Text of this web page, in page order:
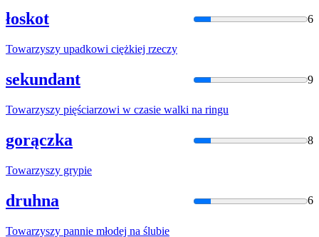
łoskot 6
Towarzyszy upadkowi ciężkiej rzeczy
sekundant 9
Towarzyszy pięściarzowi w czasie walki na ringu
gorączka 8
Towarzyszy grypie
druhna 6
Towarzyszy pannie młodej na ślubie